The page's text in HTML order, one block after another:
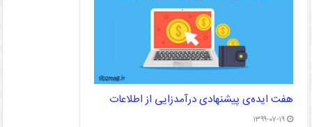
هفت ایده‌ی پیشنهادی درآمدزایی از اطلاعات
۱۳۹۹-۰۷-۱۹